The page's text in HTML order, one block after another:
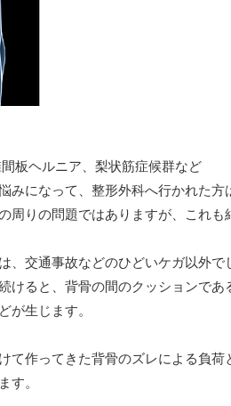
板ヘルニア、梨状筋症候群など
みになって、整形外科へ行かれた方
周りの問題ではありますが、これも
、交通事故などのひどいケガ以外
けると、背骨の間のクッションで
が生じます。
て作ってきた背骨のズレによる負
す。